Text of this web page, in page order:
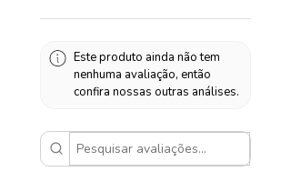
Este produto ainda não tem
nenhuma avaliação, então
confira nossas outras análises.